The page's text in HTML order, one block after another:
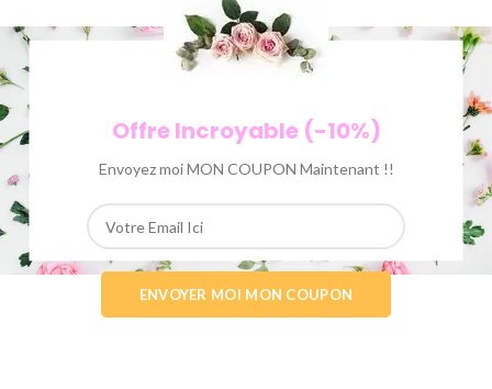
Offre Incroyable (-10%)
Envoyez moi MON COUPON Maintenant !!